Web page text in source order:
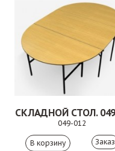
049-012
Заказ